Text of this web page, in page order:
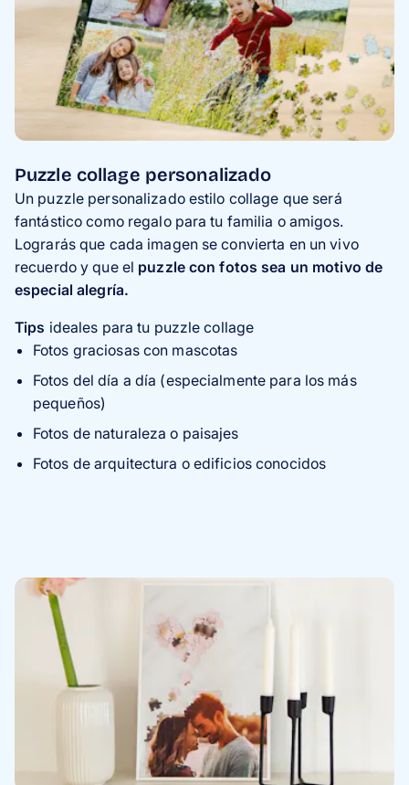
Puzzle collage personalizado
Un puzzle personalizado estilo collage que será
fantástico como regalo para tu familia o amigos.
Lograrás que cada imagen se convierta en un vivo
recuerdo y que el puzzle con fotos sea un motivo de
especial alegría.
Tips ideales para tu puzzle collage
Fotos graciosas con mascotas
Fotos del día a día (especialmente para los más
pequeños)
Fotos de naturaleza o paisajes
Fotos de arquitectura o edificios conocidos